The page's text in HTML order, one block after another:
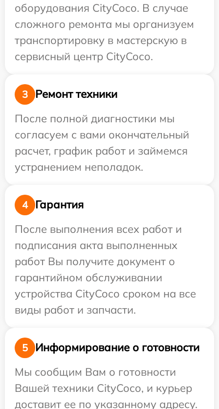
оборудования CityCoco. В случае
сложного ремонта мы организуем
транспортировку в мастерскую в
сервисный центр CityCoco.
3
Ремонт техники
После полной диагностики мы
согласуем с вами окончательный
расчет, график работ и займемся
устранением неполадок.
4
Гарантия
После выполнения всех работ и
подписания акта выполненных
работ Вы получите документ о
гарантийном обслуживании
устройства CityCoco сроком на все
виды работ и запчасти.
5
Информирование о готовности
Мы сообщим Вам о готовности
Вашей техники CityCoco, и курьер
доставит ее по указанному адресу.